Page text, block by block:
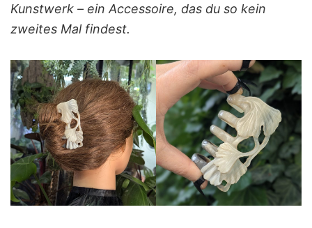
Kunstwerk – ein Accessoire, das du so kein
zweites Mal findest.